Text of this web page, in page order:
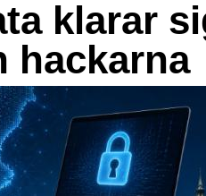
klarar
hackarna